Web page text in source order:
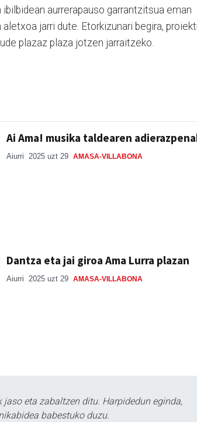
aurrerapauso garrantzitsua eman
jarri dute. Etorkizunari begira,
plazaz plaza jotzen jarraitzeko.
Ai Ama! musika taldearen
Aiurri 2025 uzt 29 AMASA-VILLABONA
Dantza eta jai giroa Ama Lurra plazan
Aiurri 2025 uzt 29 AMASA-VILLABONA
eta zabaltzen ditu. Harpidedun eginda,
babestuko duzu.